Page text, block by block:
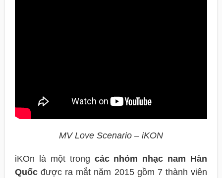
MV Love Scenario – iKON
iKOn là một trong các nhóm nhạc nam Hàn
Quốcđược ra mắt năm 2015 gồm 7 thành viên